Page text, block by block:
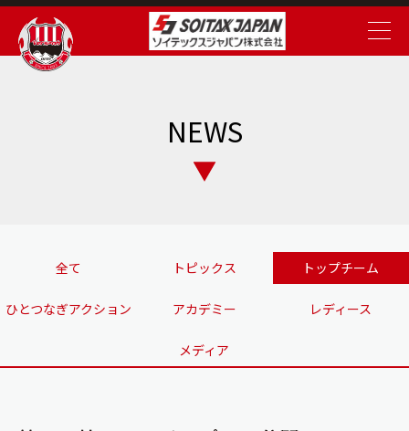
NEWS
全て トピックス トップチーム
ひとつなぎアクション アカデミー レディース
メディア